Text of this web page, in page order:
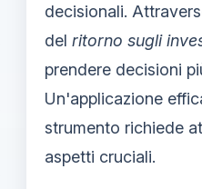
decisionali.
del ritorno sugli
prendere decisioni
Un'applicazione
strumento richiede
aspetti cruciali.